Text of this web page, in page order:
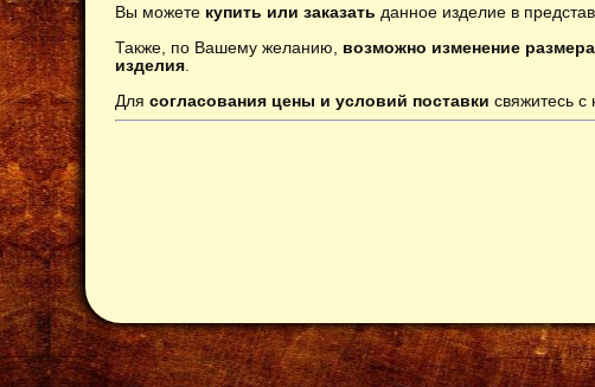
Вы можете купить или заказать данное изделие в
Также, по Вашему желанию, возможно изменение
изделия
Для согласования цены и условий поставки свяжитесь